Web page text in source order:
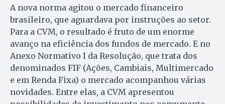
A nova norma agitou o mercado financeiro
brasileiro, que aguardava por instruções ao setor.
Para a CVM, o resultado é fruto de um enorme
avanço na eficiência dos fundos de mercado. E no
Anexo Normativo I da Resolução, que trata dos
denominados FIF (Ações, Cambiais, Multimercado
e em Renda Fixa) o mercado acompanhou várias
novidades. Entre elas, a CVM apresentou